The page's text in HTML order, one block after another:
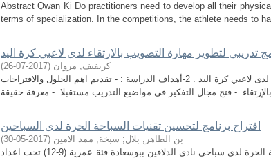
Abstract Qwan Ki Do practitioners need to develop all their
terms of specialization. In the competitions, the athlete needs to
تدريبي لتطوير مهارة التصويب بالارتقاء لدى لاعبي كرة اليد
كريفيف, مروان (
2017-07-26
)
إقتراح برنامج تدريبي لتطوير مهارة التصويب بالإرتقاء لدى لاعبي كرة اليد . 2-أهداف الدراسة : - تقديم اهم الحلول والاقتراحات
اقتراح برنامج لتحسين تقنيات السباحة الحرة لدى السباحين
بن الطاهر, بلال; سبخة, ممد الامين (
2017-05-30
)
عنوان الدراسة:برنامج مقترح لتحسين تقنيات السباحة الحرة لدى سباحي نادي الدلافين ببوسعادة فئة عمرية (9-12) تحت اعداد